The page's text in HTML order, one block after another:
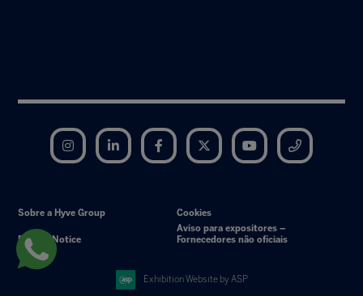
Instagram LinkedIn Facebook Twitter YouTube
Sobre a Hyve Group Cookies
Privacy Notice
Aviso para expositores –
Fornecedores não oficiais
Exhibition Website by ASP